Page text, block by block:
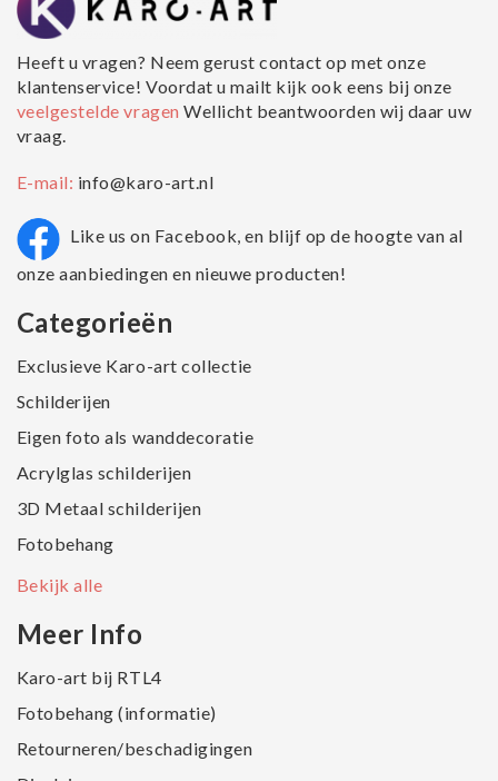
Heeft u vragen? Neem gerust contact op met onze
klantenservice! Voordat u mailt kijk ook eens bij onze
veelgestelde vragenWellicht beantwoorden wij daar uw
vraag.
E-mail: info@karo-art.nl
Like us on Facebook, en blijf op de hoogte van al
onze aanbiedingen en nieuwe producten!
Categorieën
Exclusieve Karo-art collectie
Schilderijen
Eigen foto als wanddecoratie
Acrylglas schilderijen
3D Metaal schilderijen
Fotobehang
Bekijk alle
Meer Info
Karo-art bij RTL4
Fotobehang (informatie)
Retourneren/beschadigingen